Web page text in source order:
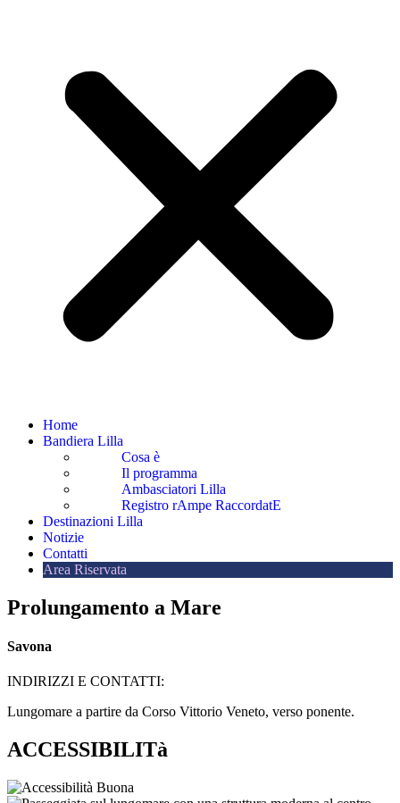
Home
Bandiera Lilla
Cosa è
Il programma
Ambasciatori Lilla
Registro rAmpe RaccordatE
Destinazioni Lilla
Notizie
Contatti
Area Riservata
Prolungamento a Mare
Savona
INDIRIZZI E CONTATTI:​
Lungomare a partire da Corso Vittorio Veneto, verso ponente.
ACCESSIBILITà